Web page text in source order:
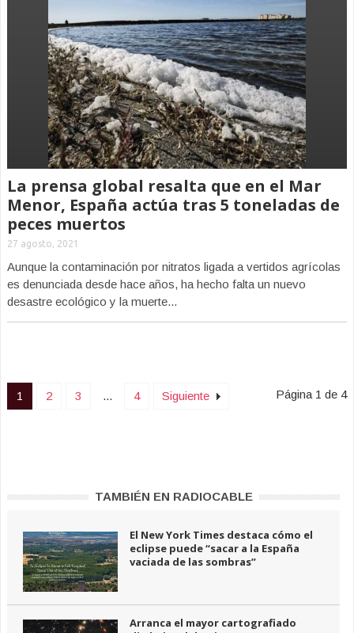
La prensa global resalta que en el Mar
Menor, España actúa tras 5 toneladas de
peces muertos
27 agosto, 2021
Aunque la contaminación por nitratos ligada a vertidos agrícolas
es denunciada desde hace años, ha hecho falta un nuevo
desastre ecológico y la muerte...
1 2 3 ... 4 Siguiente Página 1 de 4
TAMBIÉN EN RADIOCABLE
El New York Times destaca cómo el
eclipse puede “sacar a la España
vaciada de las sombras”
Arranca el mayor cartografiado